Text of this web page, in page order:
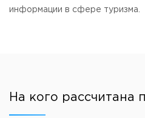
информации в сфере туризма.
На кого рассчитана